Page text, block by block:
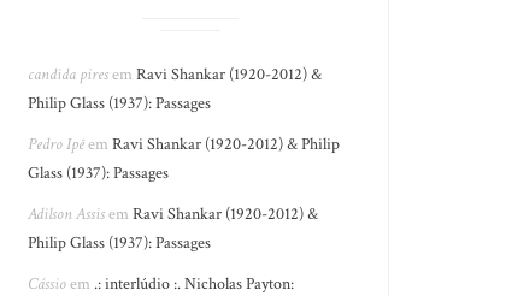
candida piresemRavi Shankar (1920-2012) &
Philip Glass (1937): Passages
Pedro IpêemRavi Shankar (1920-2012) & Philip
Glass (1937): Passages
Adilson AssisemRavi Shankar (1920-2012) &
Philip Glass (1937): Passages
Cássioem .: interlúdio :. Nicholas Payton: